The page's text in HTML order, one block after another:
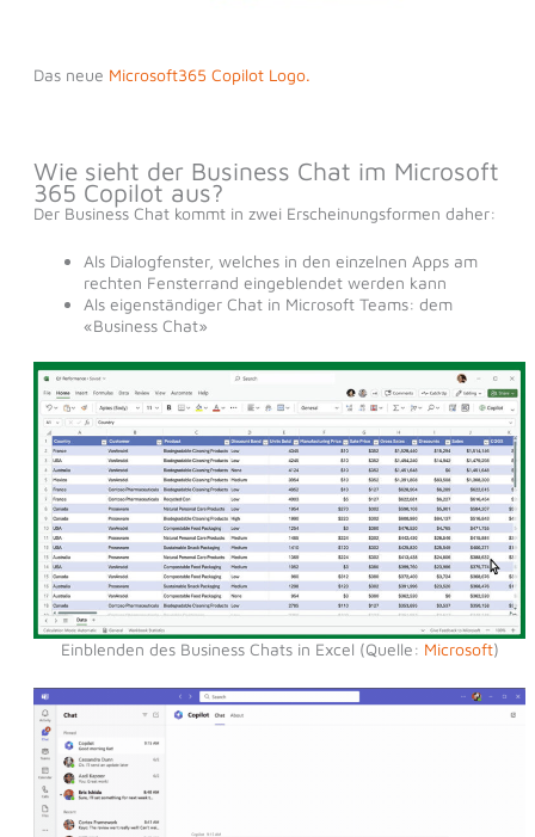
Das neue Microsoft365 Copilot Logo.
Wie sieht der Business Chat im Microsoft
365 Copilot aus?
Der Business Chat kommt in zwei Erscheinungsformen daher:
Als Dialogfenster, welches in den einzelnen Apps am
rechten Fensterrand eingeblendet werden kann
Als eigenständiger Chat in Microsoft Teams: dem
«Business Chat»
Einblenden des Business Chats in Excel (Quelle: Microsoft)